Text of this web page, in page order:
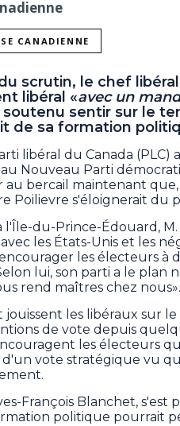
CANADIENNE
scrutin, le chef
libéral «avec un
sentir sur le
de sa formation
libéral du Canada
Nouveau Parti
bercail maintenant que,
Poilievre s'éloignerait du
du-Prince-Édouard,
les États-Unis et les
les électeurs à
lui, son parti a le plan
rend maîtres chez nous».
jouissent les libéraux sur
de vote depuis
les électeurs
vote stratégique vu
François Blanchet,
politique pourrait